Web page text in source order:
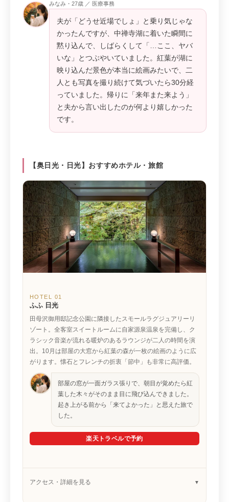
みなみ・27歳 ／ 医療事務
夫が「どうせ近場でしょ」と乗り気じゃな
かったんですが、中禅寺湖に着いた瞬間に
黙り込んで、しばらくして「…ここ、ヤバ
いな」とつぶやいていました。紅葉が湖に
映り込んだ景色が本当に絵画みたいで、二
人とも写真を撮り続けて気づいたら30分経
っていました。帰りに「来年また来よう」
と夫から言い出したのが何より嬉しかった
です。
【奥日光・日光】おすすめホテル・旅館
HOTEL 01
ふふ 日光
田母沢御用邸記念公園に隣接したスモールラグジュアリーリ
ゾート。全客室スイートルームに自家源泉温泉を完備し、ク
ラシック音楽が流れる暖炉のあるラウンジが二人の時間を演
出。10月は部屋の大窓から紅葉の森が一枚の絵画のように広
がります。懐石とフレンチの折衷「節中」も非常に高評価。
部屋の窓が一面ガラス張りで、朝目が覚めたら紅
葉した木々がそのまま目に飛び込んできました。
起き上がる前から「来てよかった」と思えた旅で
した。
楽天トラベルで予約
アクセス・詳細を見る